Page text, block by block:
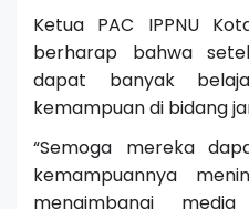
Ketua PAC IPPNU
berharap bahwa
dapat banyak
kemampuan di bidang
“Semoga mereka
kemampuannya
mengimbangi